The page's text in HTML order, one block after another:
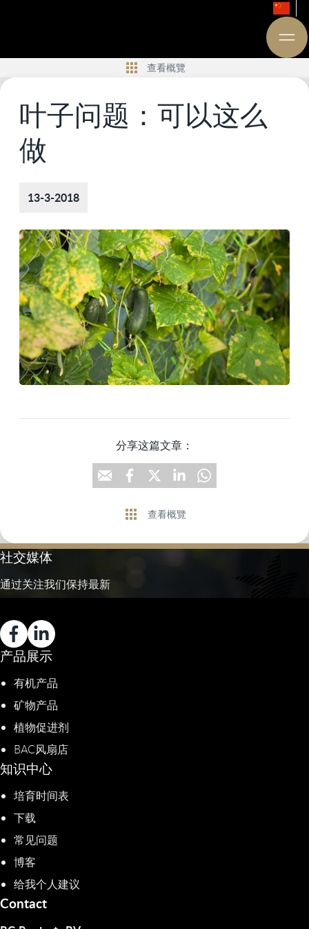
查看概覽
叶子问题：可以这么
做
13-3-2018
分享这篇文章：
查看概覽
社交媒体
通过关注我们保持最新
产品展示
有机产品
矿物产品
植物促进剂​
BAC风扇店
知识中心
培育时间表
下载
常见问题
博客
给我个人建议
Contact